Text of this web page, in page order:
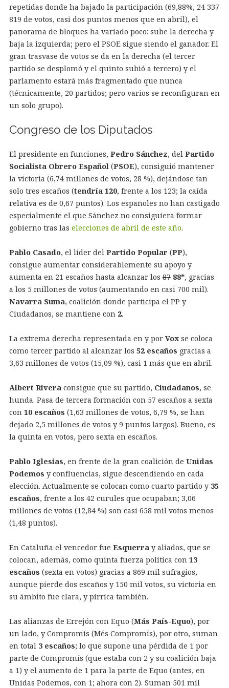
repetidas donde ha bajado la participación (69,88%, 24 337
819 de votos, casi dos puntos menos que en abril), el
panorama de bloques ha variado poco: sube la derecha y
baja la izquierda; pero el PSOE sigue siendo el ganador. El
gran trasvase de votos se da en la derecha (el tercer
partido se desplomó y el quinto subió a tercero) y el
parlamento estará más fragmentado que nunca
(técnicamente, 20 partidos; pero varios se reconfiguran en
un solo grupo).
Congreso de los Diputados
El presidente en funciones, Pedro Sánchez, del Partido
Socialista Obrero Español (PSOE), consiguió mantener
la victoria (6,74 millones de votos, 28 %), dejándose tan
solo tres escaños (tendría 120, frente a los 123; la caída
relativa es de 0,67 puntos). Los españoles no han castigado
especialmente el que Sánchez no consiguiera formar
gobierno tras las elecciones de abril de este año.
Pablo Casado, el líder del Partido Popular (PP),
consigue aumentar considerablemente su apoyo y
aumenta en 21 escaños hasta alcanzar los 8788*, gracias
a los 5 millones de votos (aumentando en casi 700 mil).
Navarra Suma, coalición donde participa el PP y
Ciudadanos, se mantiene con 2.
La extrema derecha representada en y por Voxse coloca
como tercer partido al alcanzar los 52 escaños gracias a
3,63 millones de votos (15,09 %), casi 1 más que en abril.
Albert Rivera consigue que su partido, Ciudadanos, se
hunda. Pasa de tercera formación con 57 escaños a sexta
con 10 escaños (1,63 millones de votos, 6,79 %, se han
dejado 2,5 millones de votos y 9 puntos largos). Bueno, es
la quinta en votos, pero sexta en escaños.
Pablo Iglesias, en frente de la gran coalición de Unidas
Podemos y confluencias, sigue descendiendo en cada
elección. Actualmente se colocan como cuarto partido y 35
escaños, frente a los 42 curules que ocupaban; 3,06
millones de votos (12,84 %) son casi 658 mil votos menos
(1,48 puntos).
En Cataluña el vencedor fue Esquerra y aliados, que se
colocan, además, como quinta fuerza política con 13
escaños (sexta en votos) gracias a 869 mil sufragios,
aunque pierde dos escaños y 150 mil votos, su victoria en
su ámbito fue clara, y pírrica también.
Las alianzas de Errejón con Equo (Más País-Equo), por
un lado, y Compromís (Més Compromís), por otro, suman
en total 3 escaños; lo que supone una pérdida de 1 por
parte de Compromís (que estaba con 2 y su coalición baja
a 1) y el aumento de 1 para la parte de Equo (antes, en
Unidas Podemos, con 1; ahora con 2). Suman 501 mil